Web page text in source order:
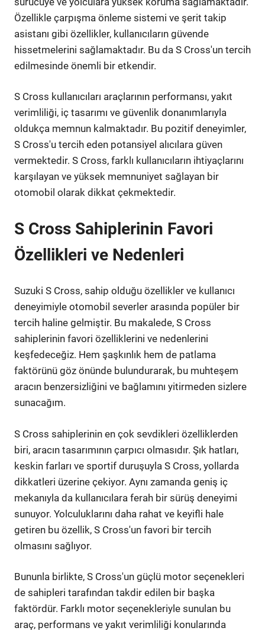
Özellikle çarpışma önleme sistemi ve şerit takip
asistanı gibi özellikler, kullanıcıların güvende
hissetmelerini sağlamaktadır. Bu da S Cross'un tercih
edilmesinde önemli bir etkendir.
S Cross kullanıcıları araçlarının performansı, yakıt
verimliliği, iç tasarımı ve güvenlik donanımlarıyla
oldukça memnun kalmaktadır. Bu pozitif deneyimler,
S Cross'u tercih eden potansiyel alıcılara güven
vermektedir. S Cross, farklı kullanıcıların ihtiyaçlarını
karşılayan ve yüksek memnuniyet sağlayan bir
otomobil olarak dikkat çekmektedir.
S Cross Sahiplerinin Favori
Özellikleri ve Nedenleri
Suzuki S Cross, sahip olduğu özellikler ve kullanıcı
deneyimiyle otomobil severler arasında popüler bir
tercih haline gelmiştir. Bu makalede, S Cross
sahiplerinin favori özelliklerini ve nedenlerini
keşfedeceğiz. Hem şaşkınlık hem de patlama
faktörünü göz önünde bulundurarak, bu muhteşem
aracın benzersizliğini ve bağlamını yitirmeden sizlere
sunacağım.
S Cross sahiplerinin en çok sevdikleri özelliklerden
biri, aracın tasarımının çarpıcı olmasıdır. Şık hatları,
keskin farları ve sportif duruşuyla S Cross, yollarda
dikkatleri üzerine çekiyor. Aynı zamanda geniş iç
mekanıyla da kullanıcılara ferah bir sürüş deneyimi
sunuyor. Yolculuklarını daha rahat ve keyifli hale
getiren bu özellik, S Cross'un favori bir tercih
olmasını sağlıyor.
Bununla birlikte, S Cross'un güçlü motor seçenekleri
de sahipleri tarafından takdir edilen bir başka
faktördür. Farklı motor seçenekleriyle sunulan bu
araç, performans ve yakıt verimliliği konularında